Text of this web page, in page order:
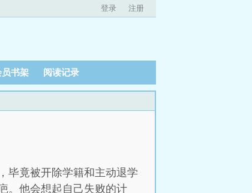
登录 注册
员书架 阅读记录
毕竟被开除学籍和主动退学
。他会想起自己失败的计